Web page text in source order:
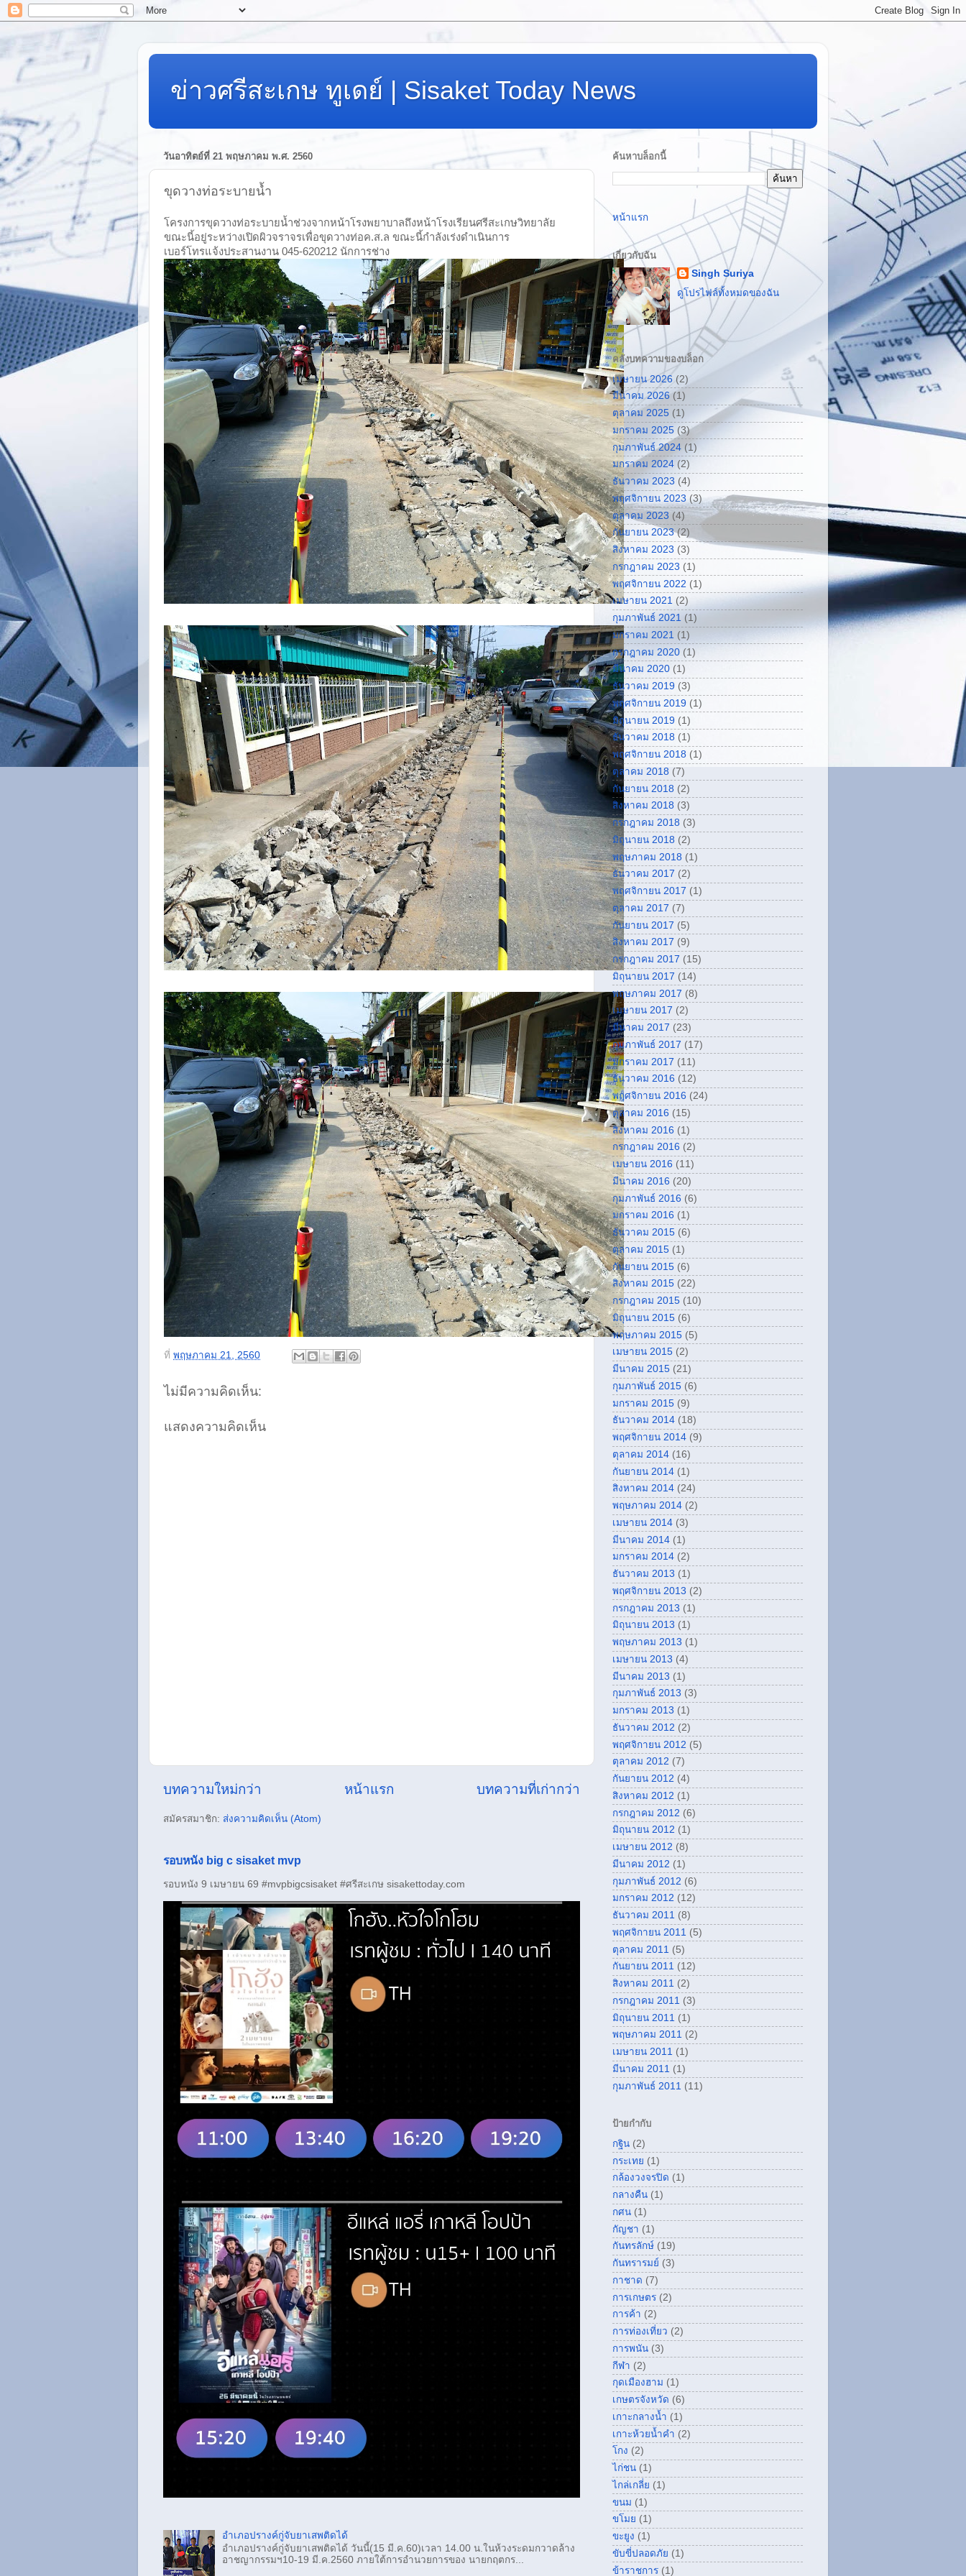
ข่าวศรีสะเกษ ทูเดย์ | Sisaket Today News
วันอาทิตย์ที่ 21 พฤษภาคม พ.ศ. 2560
ขุดวางท่อระบายน้ำ
โครงการขุดวางท่อระบายน้ำช่วงจากหน้าโรงพยาบาลถึงหน้าโรงเรียนศรีสะเกษวิทยาลัย
ขณะนี้อยู่ระหว่างเปิดผิวจราจรเพื่อขุดวางท่อค.ส.ล ขณะนี้กำลังเร่งดำเนินการ
เบอร์โทรแจ้งประสานงาน 045-620212 นักการช่าง
ที่ พฤษภาคม 21, 2560
ไม่มีความคิดเห็น:
แสดงความคิดเห็น
บทความใหม่กว่า บทความที่เก่ากว่า
หน้าแรก
สมัครสมาชิก: ส่งความคิดเห็น (Atom)
รอบหนัง big c sisaket mvp
รอบหนัง 9 เมษายน 69 #mvpbigcsisaket #ศรีสะเกษ sisakettoday.com
อำเภอปรางค์กู่จับยาเสพติดได้
อำเภอปรางค์กู่จับยาเสพติดได้ วันนี้(15 มี.ค.60)เวลา 14.00 น.ในห้วงระดมกวาดล้าง
อาชญากรรมฯ10-19 มี.ค.2560 ภายใต้การอำนวยการของ นายกฤตกร...
ค้นหาบล็อกนี้
หน้าแรก
เกี่ยวกับฉัน
Singh Suriya
ดูโปรไฟล์ทั้งหมดของฉัน
คลังบทความของบล็อก
เมษายน 2026 (2)
มีนาคม 2026 (1)
ตุลาคม 2025 (1)
มกราคม 2025 (3)
กุมภาพันธ์ 2024 (1)
มกราคม 2024 (2)
ธันวาคม 2023 (4)
พฤศจิกายน 2023 (3)
ตุลาคม 2023 (4)
กันยายน 2023(2)
สิงหาคม 2023 (3)
กรกฎาคม 2023 (1)
พฤศจิกายน 2022 (1)
เมษายน 2021 (2)
กุมภาพันธ์ 2021 (1)
มกราคม 2021 (1)
กรกฎาคม 2020 (1)
มีนาคม 2020 (1)
ธันวาคม 2019 (3)
พฤศจิกายน 2019 (1)
มิถุนายน 2019 (1)
ธันวาคม 2018 (1)
พฤศจิกายน 2018 (1)
ตุลาคม 2018 (7)
กันยายน 2018 (2)
สิงหาคม 2018 (3)
กรกฎาคม 2018 (3)
มิถุนายน 2018 (2)
พฤษภาคม 2018 (1)
ธันวาคม 2017 (2)
พฤศจิกายน 2017 (1)
ตุลาคม 2017 (7)
กันยายน 2017 (5)
สิงหาคม 2017 (9)
กรกฎาคม 2017 (15)
มิถุนายน 2017 (14)
พฤษภาคม 2017 (8)
เมษายน 2017 (2)
มีนาคม 2017 (23)
กุมภาพันธ์ 2017 (17)
มกราคม 2017 (11)
ธันวาคม 2016 (12)
พฤศจิกายน 2016 (24)
ตุลาคม 2016 (15)
สิงหาคม 2016 (1)
กรกฎาคม 2016 (2)
เมษายน 2016 (11)
มีนาคม 2016 (20)
กุมภาพันธ์ 2016 (6)
มกราคม 2016 (1)
ธันวาคม 2015 (6)
ตุลาคม 2015 (1)
กันยายน 2015 (6)
สิงหาคม 2015 (22)
กรกฎาคม 2015 (10)
มิถุนายน 2015 (6)
พฤษภาคม 2015 (5)
เมษายน 2015 (2)
มีนาคม 2015 (21)
กุมภาพันธ์ 2015 (6)
มกราคม 2015 (9)
ธันวาคม 2014 (18)
พฤศจิกายน 2014 (9)
ตุลาคม 2014 (16)
กันยายน 2014 (1)
สิงหาคม 2014 (24)
พฤษภาคม 2014 (2)
เมษายน 2014 (3)
มีนาคม 2014 (1)
มกราคม 2014 (2)
ธันวาคม 2013 (1)
พฤศจิกายน 2013 (2)
กรกฎาคม 2013 (1)
มิถุนายน 2013 (1)
พฤษภาคม 2013 (1)
เมษายน 2013 (4)
มีนาคม 2013 (1)
กุมภาพันธ์ 2013 (3)
มกราคม 2013 (1)
ธันวาคม 2012 (2)
พฤศจิกายน 2012 (5)
ตุลาคม 2012 (7)
กันยายน 2012 (4)
สิงหาคม 2012 (1)
กรกฎาคม 2012 (6)
มิถุนายน 2012 (1)
เมษายน 2012 (8)
มีนาคม 2012 (1)
กุมภาพันธ์ 2012 (6)
มกราคม 2012 (12)
ธันวาคม 2011 (8)
พฤศจิกายน 2011 (5)
ตุลาคม 2011 (5)
กันยายน 2011 (12)
สิงหาคม 2011 (2)
กรกฎาคม 2011 (3)
มิถุนายน 2011 (1)
พฤษภาคม 2011 (2)
เมษายน 2011 (1)
มีนาคม 2011 (1)
กุมภาพันธ์ 2011 (11)
ป้ายกำกับ
กฐิน (2)
กระเทย (1)
กล้องวงจรปิด (1)
กลางคืน (1)
กศน (1)
กัญชา (1)
กันทรลักษ์ (19)
กันทรารมย์ (3)
กาชาด (7)
การเกษตร (2)
การค้า (2)
การท่องเที่ยว (2)
การพนัน (3)
กีฬา (2)
กุดเมืองฮาม (1)
เกษตรจังหวัด (6)
เกาะกลางน้ำ (1)
เกาะห้วยน้ำคำ (2)
โกง (2)
ไก่ชน (1)
ไกล่เกลี่ย (1)
ขนม (1)
ขโมย (1)
ขะยูง (1)
ขับขี่ปลอดภัย (1)
ข้าราชการ (1)